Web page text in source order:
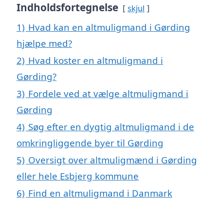
Indholdsfortegnelse skjul
1) Hvad kan en altmuligmand i Gørding
hjælpe med?
2) Hvad koster en altmuligmand i
Gørding?
3) Fordele ved at vælge altmuligmand i
Gørding
4) Søg efter en dygtig altmuligmand i de
omkringliggende byer til Gørding
5) Oversigt over altmuligmænd i Gørding
eller hele Esbjerg kommune
6) Find en altmuligmand i Danmark